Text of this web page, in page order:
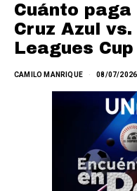
Cuánto
Cruz Azul
Leagues Cup
CAMILO MANRIQUE 08/07/2026